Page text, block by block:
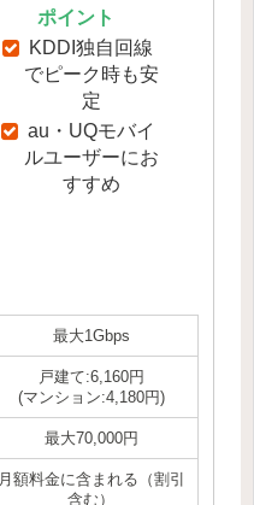
ポイント
KDDI独自回線
でピーク時も安
定
au・UQモバイ
ルユーザーにお
すすめ
最大1Gbps
戸建て:6,160円
(マンション:4,180円)
最大70,000円
月額料金に含まれる（割引
含む）